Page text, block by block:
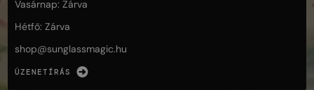
Vasárnap: Zárva
Hétfő: Zárva
shop@sunglassmagic.hu
ÜZENETÍRÁS